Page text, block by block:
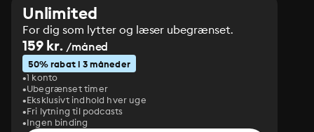
Unlimited
For dig som lytter og læser ubegrænset.
159 kr. /måned
50% rabat i 3 måneder
1 konto
Ubegrænset timer
Eksklusivt indhold hver uge
Fri lytning til podcasts
Ingen binding